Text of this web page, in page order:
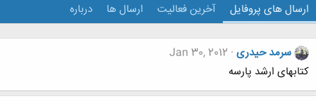
ارسال های پروفایل آخرین فعالیت ارسال ها درباره
سرمد حیدری Jan 30, 2012
کتابهای ارشد پارسه